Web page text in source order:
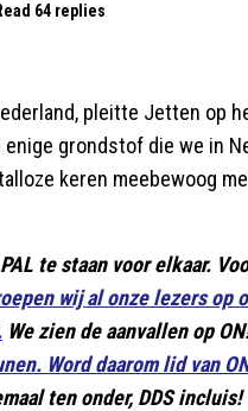
64 replies
pleitte Jetten op
grondstof die we in
keren meebewoog
te staan voor elkaar.
wij al onze lezers op
We zien de aanvallen op
Word daarom lid van
ten onder, DDS incluis!